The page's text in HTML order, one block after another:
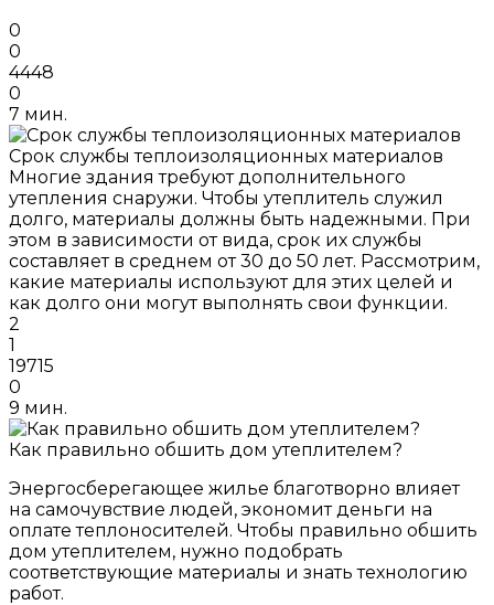
0
0
4448
0
7 мин.
Срок службы теплоизоляционных материалов
Многие здания требуют дополнительного
утепления снаружи. Чтобы утеплитель служил
долго, материалы должны быть надежными. При
этом в зависимости от вида, срок их службы
составляет в среднем от 30 до 50 лет. Рассмотрим,
какие материалы используют для этих целей и
как долго они могут выполнять свои функции.
2
1
19715
0
9 мин.
Как правильно обшить дом утеплителем?
Энергосберегающее жилье благотворно влияет
на самочувствие людей, экономит деньги на
оплате теплоносителей. Чтобы правильно обшить
дом утеплителем, нужно подобрать
соответствующие материалы и знать технологию
работ.